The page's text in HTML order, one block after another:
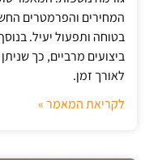
המחירים והפרמטרים
בטוחה ותפעול יעיל.
ביצועים מרביים, כך
לאורך זמן.
לקריאת המאמר »